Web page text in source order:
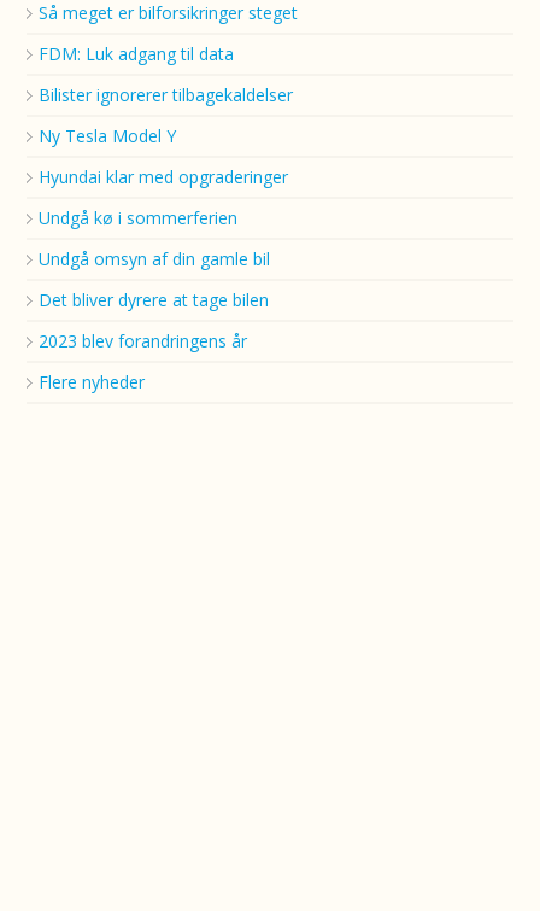
Så meget er bilforsikringer steget
FDM: Luk adgang til data
Bilister ignorerer tilbagekaldelser
Ny Tesla Model Y
Hyundai klar med opgraderinger
Undgå kø i sommerferien
Undgå omsyn af din gamle bil
Det bliver dyrere at tage bilen
2023 blev forandringens år
Flere nyheder